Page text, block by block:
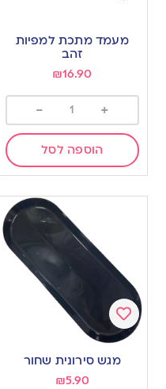
toמעמד מתכת למפיות
זהב
₪16.90
+
-
הוספה לסל
Add
wishlist
מגש סירונית שחור
₪5.90